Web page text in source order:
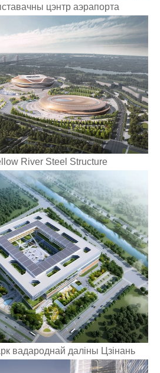
цэнтр аэрапорта
River Steel Structure
вадароднай даліны Цзінань